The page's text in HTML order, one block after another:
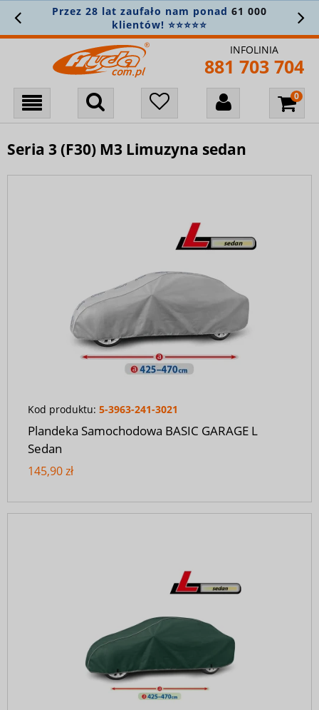
Przez 28 lat zaufało nam ponad61 000
klientów! ⭐⭐⭐⭐⭐
INFOLINIA
881 703 704
Seria 3 (F30) M3 Limuzyna sedan
Kod produktu: 5-3963-241-3021
Plandeka Samochodowa BASIC GARAGE L
Sedan
145,90 zł